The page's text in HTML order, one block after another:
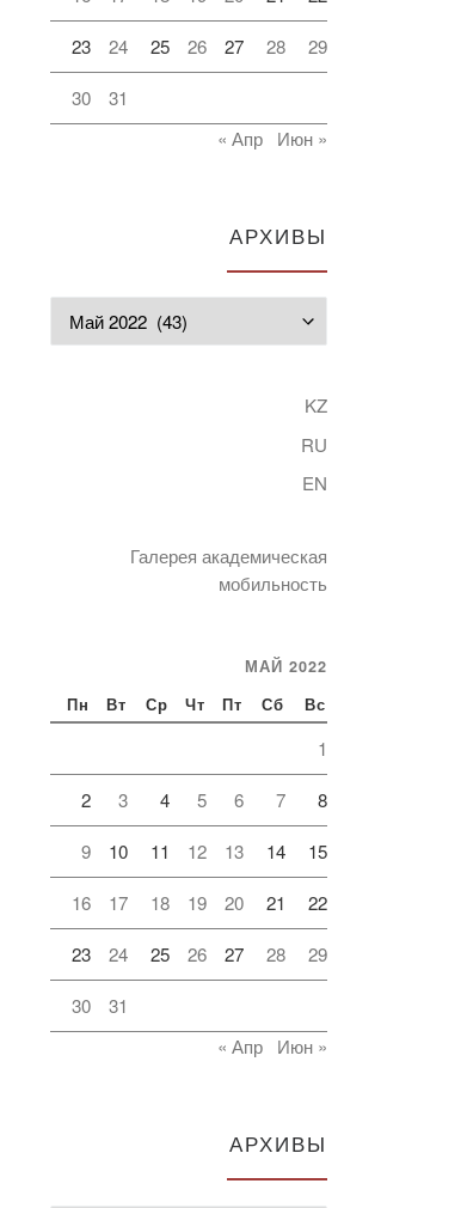
23 24 25 26 27 28 29
30
31
« Апр
Июн »
АРХИВЫ
KZ
RU
EN
Галерея академическая
мобильность
МАЙ 2022
Пн Вт Ср Чт Пт Сб Вс
1
2 3 4 5 6 7 8
9 10 11 12 13 14 15
16 17 18 19 20 21 22
23 24 25 26 27 28 29
30
31
« Апр
Июн »
АРХИВЫ